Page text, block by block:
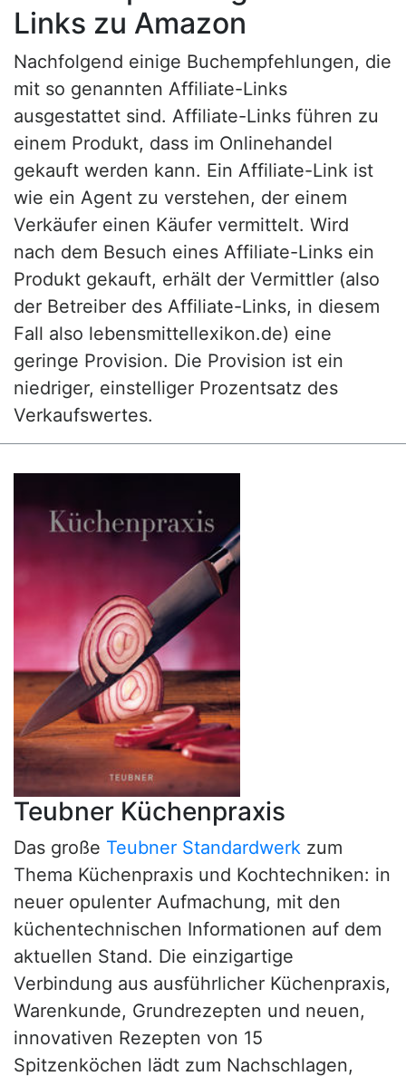
Links zu Amazon
Nachfolgend einige Buchempfehlungen, die
mit so genannten Affiliate-Links
ausgestattet sind. Affiliate-Links führen zu
einem Produkt, dass im Onlinehandel
gekauft werden kann. Ein Affiliate-Link ist
wie ein Agent zu verstehen, der einem
Verkäufer einen Käufer vermittelt. Wird
nach dem Besuch eines Affiliate-Links ein
Produkt gekauft, erhält der Vermittler (also
der Betreiber des Affiliate-Links, in diesem
Fall also lebensmittellexikon.de) eine
geringe Provision. Die Provision ist ein
niedriger, einstelliger Prozentsatz des
Verkaufswertes.
Teubner Küchenpraxis
Das große Teubner Standardwerk zum
Thema Küchenpraxis und Kochtechniken: in
neuer opulenter Aufmachung, mit den
küchentechnischen Informationen auf dem
aktuellen Stand. Die einzigartige
Verbindung aus ausführlicher Küchenpraxis,
Warenkunde, Grundrezepten und neuen,
innovativen Rezepten von 15
Spitzenköchen lädt zum Nachschlagen,